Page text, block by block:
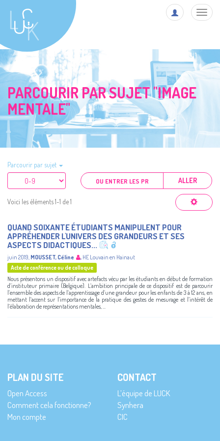
PARCOURIR PAR SUJET "IMAGE
MENTALE"
Parcourir par sujet
ALLER
Voici les éléments 1-1 de 1
QUAND SOIXANTE ÉTUDIANTS MANIPULENT POUR
APPRÉHENDER L'UNIVERS DES GRANDEURS ET SES
ASPECTS DIDACTIQUES...
juin 2019, MOUSSET, Céline , HE Louvain en Hainaut
Acte de conférence ou de colloque
Nous présentons un dispositif avec artefacts vécu par les étudiants en début de formation
d’instituteur primaire (Belgique). L’ambition principale de ce dispositif est de parcourir
l’ensemble des aspects de l’apprentissage d’une grandeur pour les enfants de 3 à 12 ans, en
mettant l’accent sur l’importance de la pratique des gestes de mesurage et l’intérêt de
l’élaboration de représentations mentales, ...
PLAN DU SITE
Open Access
Comment cela fonctionne?
Mon compte
CONTACT
L’équipe de LUCK
Synhera
CIC